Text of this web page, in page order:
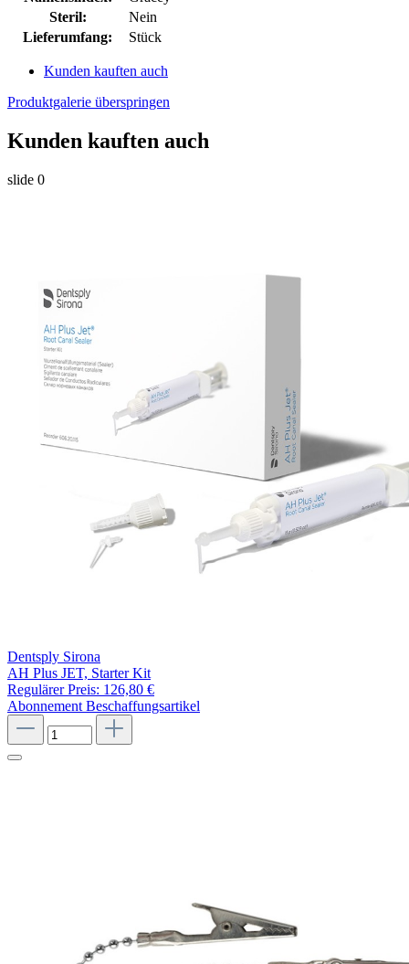
Steril:
Nein
Lieferumfang:
Stück
Kunden kauften auch
Produktgalerie überspringen
Kunden kauften auch
slide 0
Dentsply Sirona
AH Plus JET, Starter Kit
Regulärer Preis: 126,80 €
Abonnement Beschaffungsartikel